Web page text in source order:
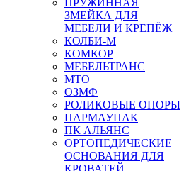
ПРУЖИННАЯ
ЗМЕЙКА ДЛЯ
МЕБЕЛИ И КРЕПЁЖ
КОЛБИ-М
КОМКОР
МЕБЕЛЬТРАНС
MTO
ОЗМФ
РОЛИКОВЫЕ ОПОРЫ
ПАРМАУПАК
ПК АЛЬЯНС
ОРТОПЕДИЧЕСКИЕ
ОСНОВАНИЯ ДЛЯ
КРОВАТЕЙ